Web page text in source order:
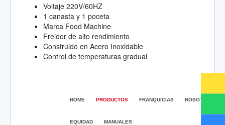
Voltaje 220V/60HZ
1 canasta y 1 poceta
Marca Food Machine
Freidor de alto rendimiento
Construido en Acero Inoxidable
Control de temperaturas gradual
HOME PRODUCTOS FRANQUICIAS NOSOTROS
EQUIDAD MANUALES